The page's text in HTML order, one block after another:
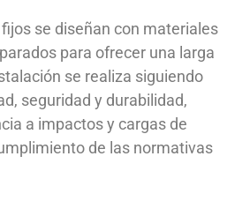
se diseñan con materiales
para ofrecer una larga
se realiza siguiendo
seguridad y durabilidad,
a impactos y cargas de
de las normativas